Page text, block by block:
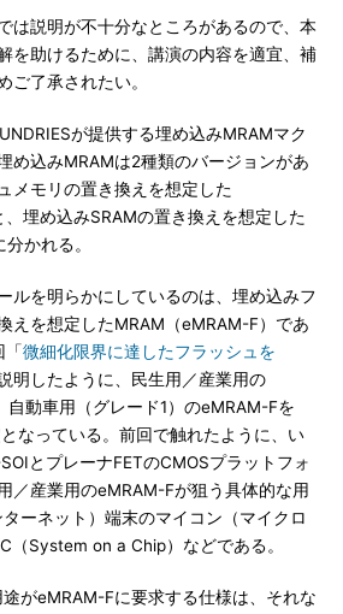
は説明が不十分なところがあるので、本
を助けるために、講演の内容を適宜、補
ご了承されたい。
が提供する埋め込みMRAMマク
め込みMRAMは2種類のバージョンがあ
メモリの置き換えを想定した
埋め込みSRAMの置き換えを想定した
かれる。
ルを明らかにしているのは、埋め込みフ
えを想定したMRAM（eMRAM-F）であ
「微細化限界に達したフラッシュを
明したように、民生用／産業用の
自動車用（グレード1）のeMRAM-Fを
なっている。前回で触れたように、い
とプレーナFETのCMOSプラットフォ
／産業用のeMRAM-Fが狙う具体的な用
ーネット）端末のマイコン（マイクロ
（System on a Chip）などである。
がeMRAM-Fに要求する仕様は、それな